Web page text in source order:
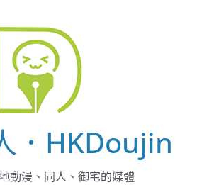
．HKDoujin
動漫、同人、御宅的媒體